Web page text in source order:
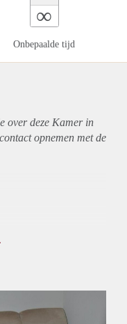
∞
Onbepaalde tijd
over deze Kamer in
opnemen met de